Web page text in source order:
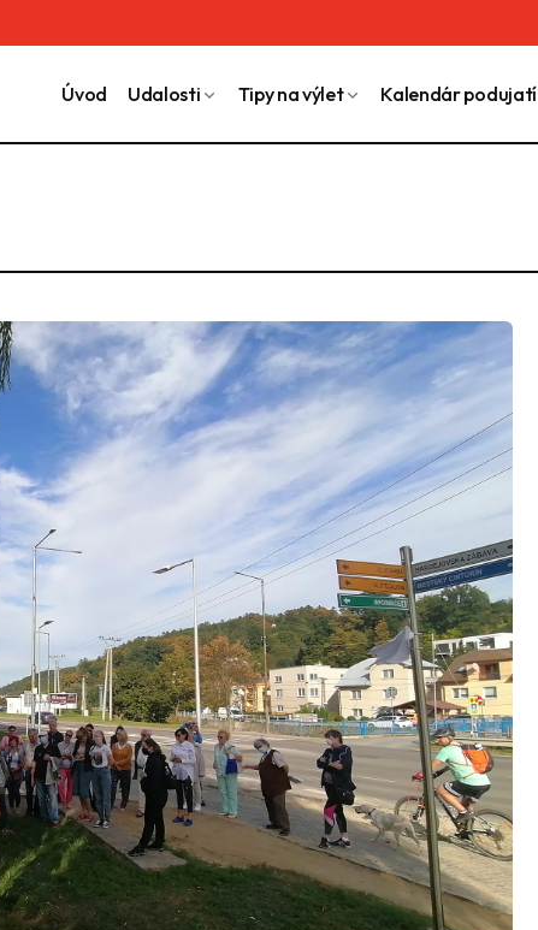
Úvod Udalosti Tipy na výlet Kalendár podujatí